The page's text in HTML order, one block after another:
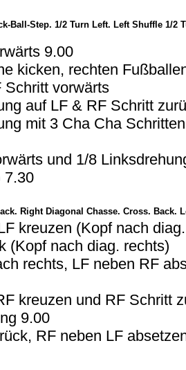
Ball-Step. 1/2 Turn Left. Left Shuffle 1/2
9.00
kicken, rechten
Schritt vorwärts
auf LF & RF Schritt
mit 3 Cha Cha
und 1/8
7.30
Right Diagonal Chasse. Cross. Back.
kreuzen (Kopf nach
(Kopf nach diag. rechts)
rechts, LF neben RF
kreuzen und RF Schritt
9.00
RF neben LF